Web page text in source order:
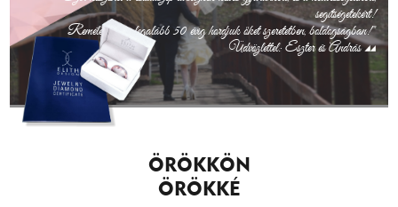
segítségetekért!
Remélem, még legalább 50 évig hordjuk őket szeretetben, boldogságban!"
Üdvözlettel: Eszter és András
ÖRÖKKÖN
ÖRÖKKÉ